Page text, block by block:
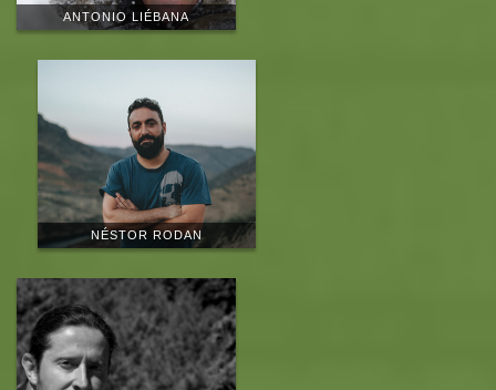
27 de agosto
Traslado al Parque Natural de Somiedo. Una vez instalados
realizaremos la primera espera de tarde para observar al Oso
Pardo.
28 y 29 de agosto
Observación de oso pardo en los Espacios Naturales de
Somiedo.
ANTONIO LIÉBANA
NÉSTOR RODAN